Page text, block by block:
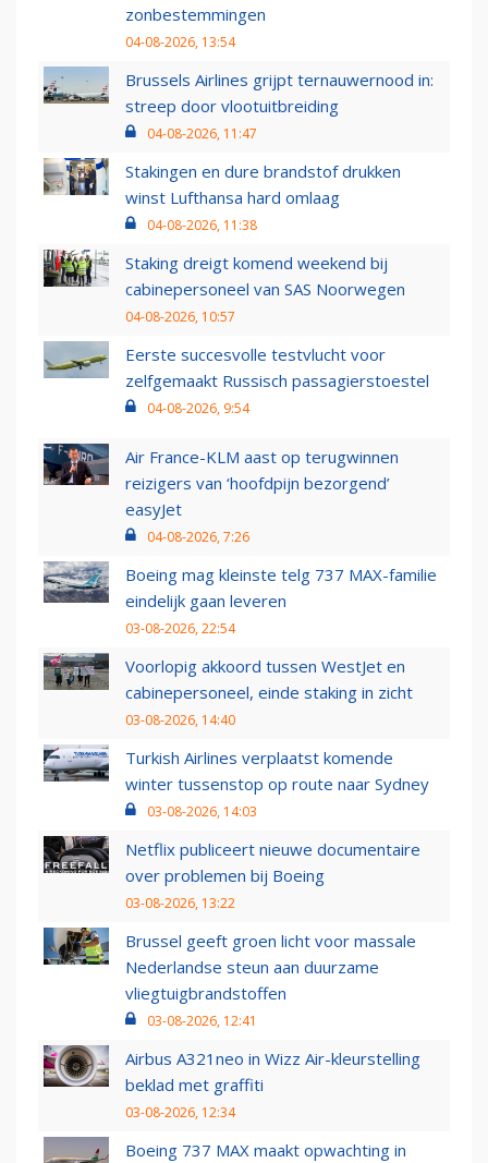
zonbestemmingen
04-08-2026, 13:54
Brussels Airlines grijpt ternauwernood in:
streep door vlootuitbreiding
04-08-2026, 11:47
Stakingen en dure brandstof drukken
winst Lufthansa hard omlaag
04-08-2026, 11:38
Staking dreigt komend weekend bij
cabinepersoneel van SAS Noorwegen
04-08-2026, 10:57
Eerste succesvolle testvlucht voor
zelfgemaakt Russisch passagierstoestel
04-08-2026, 9:54
Air France-KLM aast op terugwinnen
reizigers van ‘hoofdpijn bezorgend’
easyJet
04-08-2026, 7:26
Boeing mag kleinste telg 737 MAX-familie
eindelijk gaan leveren
03-08-2026, 22:54
Voorlopig akkoord tussen WestJet en
cabinepersoneel, einde staking in zicht
03-08-2026, 14:40
Turkish Airlines verplaatst komende
winter tussenstop op route naar Sydney
03-08-2026, 14:03
Netflix publiceert nieuwe documentaire
over problemen bij Boeing
03-08-2026, 13:22
Brussel geeft groen licht voor massale
Nederlandse steun aan duurzame
vliegtuigbrandstoffen
03-08-2026, 12:41
Airbus A321neo in Wizz Air-kleurstelling
beklad met graffiti
03-08-2026, 12:34
Boeing 737 MAX maakt opwachting in